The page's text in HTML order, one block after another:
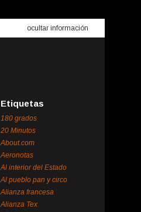
ocultar información
Etiquetas
180 grados
20 Minutos
About.com
Aeronotas
Al interior del Estado
Al pueblo pan y circo
Alianza francesa
Alianza Tex